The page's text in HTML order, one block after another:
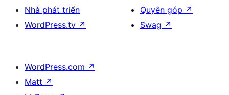
Nhà phát triển
WordPress.tv ↗
Quyên góp ↗
Swag ↗
WordPress.com ↗
Matt ↗